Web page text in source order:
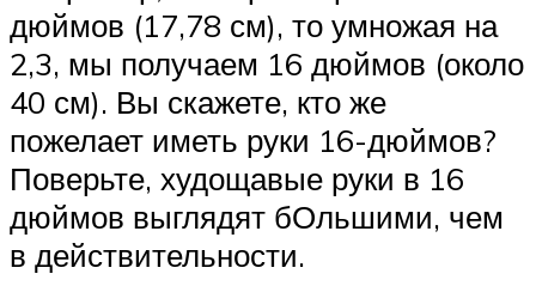
дюймов (17,78 см), то умножая на
2,3, мы получаем 16 дюймов (около
40 см). Вы скажете, кто же
пожелает иметь руки 16-дюймов?
Поверьте, худощавые руки в 16
дюймов выглядят бОльшими, чем
в действительности.